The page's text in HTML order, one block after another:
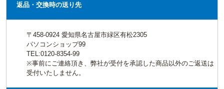
返品・交換時の送り先
〒458-0924 愛知県名古屋市緑区有松2305
パソコンショップ99
TEL:0120-8354-99
※事前にご連絡頂き、弊社が受付を承認した商品以外のご返送は
受付いたしません。